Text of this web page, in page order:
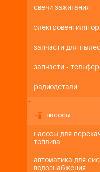
свечи зажигания
запчасти для
запчасти -
радиодетали
+-
насосы
насосы для
топлива
автоматика для
водоснабжения